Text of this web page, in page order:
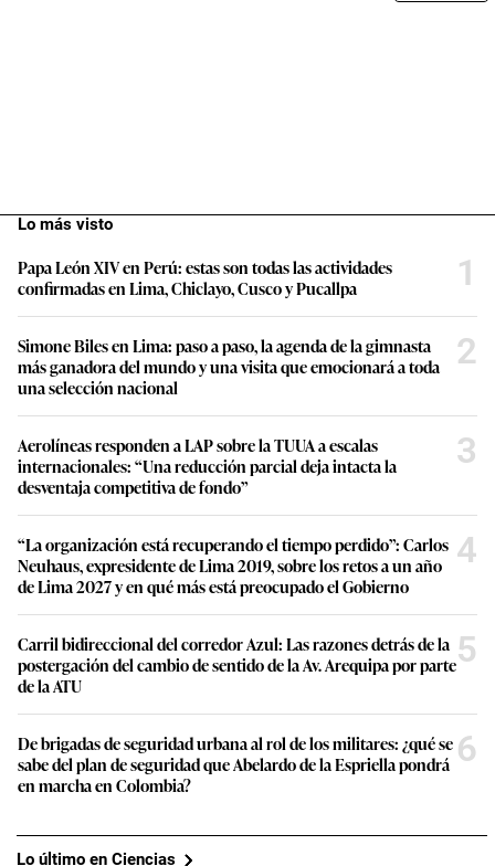
Lo más visto
Papa León XIV en Perú: estas son todas las actividades
confirmadas en Lima, Chiclayo, Cusco y Pucallpa
1
Simone Biles en Lima: paso a paso, la agenda de la gimnasta
más ganadora del mundo y una visita que emocionará a toda
una selección nacional
2
Aerolíneas responden a LAP sobre la TUUA a escalas
internacionales: “Una reducción parcial deja intacta la
desventaja competitiva de fondo”
3
“La organización está recuperando el tiempo perdido”: Carlos
Neuhaus, expresidente de Lima 2019, sobre los retos a un año
de Lima 2027 y en qué más está preocupado el Gobierno
4
Carril bidireccional del corredor Azul: Las razones detrás de la
postergación del cambio de sentido de la Av. Arequipa por parte
de la ATU
5
De brigadas de seguridad urbana al rol de los militares: ¿qué se
sabe del plan de seguridad que Abelardo de la Espriella pondrá
en marcha en Colombia?
6
Lo último en Ciencias